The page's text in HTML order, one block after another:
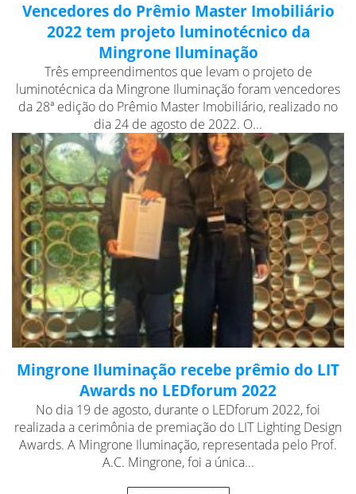
Vencedores do Prêmio Master Imobiliário
2022 tem projeto luminotécnico da
Mingrone Iluminação
Três empreendimentos que levam o projeto de
luminotécnica da Mingrone Iluminação foram vencedores
da 28ª edição do Prêmio Master Imobiliário, realizado no
dia 24 de agosto de 2022. O...
Mingrone Iluminação recebe prêmio do LIT
Awards no LEDforum 2022
No dia 19 de agosto, durante o LEDforum 2022, foi
realizada a cerimônia de premiação do LIT Lighting Design
Awards. A Mingrone Iluminação, representada pelo Prof.
A.C. Mingrone, foi a única...